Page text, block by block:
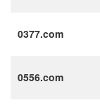
0377.com
0556.com